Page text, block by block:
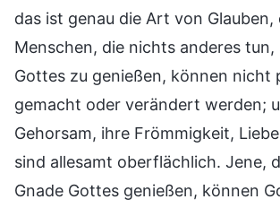
das ist genau die Art von Glauben,
Menschen, die nichts anderes tun,
Gottes zu genießen, können nicht
gemacht oder verändert werden;
Gehorsam, ihre Frömmigkeit,
sind allesamt oberflächlich. Jene,
Gnade Gottes genießen, können